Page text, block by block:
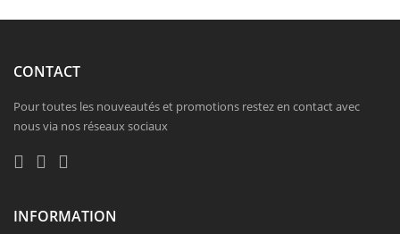
CONTACT
Pour toutes les nouveautés et promotions restez en contact avec
nous via nos réseaux sociaux
INFORMATION